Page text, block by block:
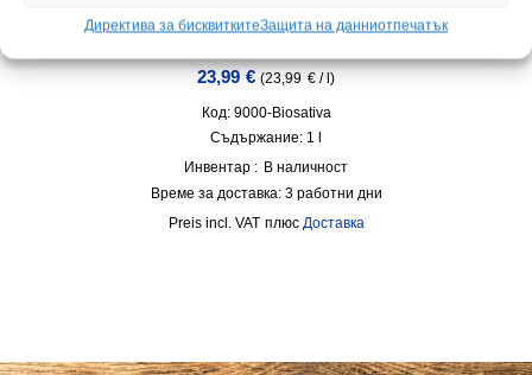
Директива за бисквиткитеЗащита на данниотпечатък
за до 100 л готов за употреба разтвор
23,99 € (23,99 € / )
Код: 9000-Biosativa
Съдържание: 1 l
Инвентар : В наличност
Време за доставка: 3 работни дни
incl. VAT плюс Доставка